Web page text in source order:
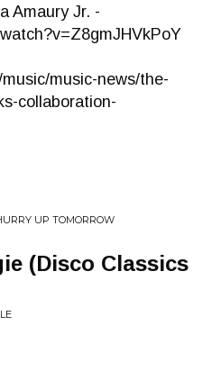
Amaury Jr. -
music-news/the-
collaboration-
UP TOMORROW
(Disco Classics